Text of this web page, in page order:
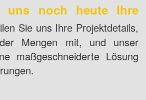
uns noch heute Ihre
Sie uns Ihre Projektdetails,
Mengen mit, und unser
maßgeschneiderte Lösung